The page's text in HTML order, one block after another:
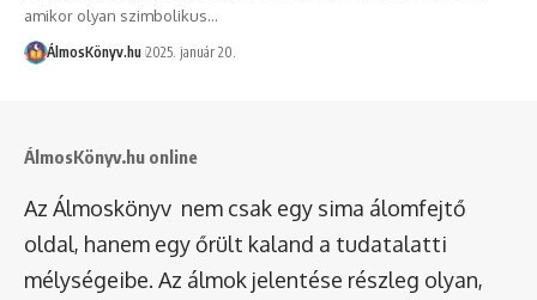
amikor olyan szimbolikus…
ÁlmosKönyv.hu 2025. január 20.
ÁlmosKönyv.hu online
Az Álmoskönyv nem csak egy sima álomfejtő
oldal, hanem egy őrült kaland a tudatalatti
mélységeibe. Az álmok jelentése részleg olyan,